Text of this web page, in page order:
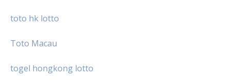
toto hk lotto
Toto Macau
togel hongkong lotto